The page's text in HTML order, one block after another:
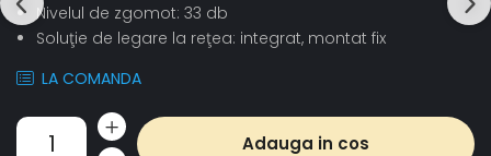
Nivelul de zgomot: 33 db
Soluţie de legare la reţea: integrat, montat fix
LA COMANDA
Adauga in cos